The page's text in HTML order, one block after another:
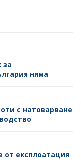
за
няма
с натоварване
експлоатация